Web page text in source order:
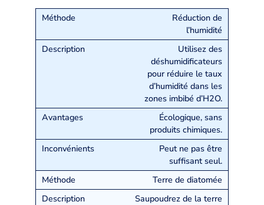
Réduction de
l’humidité
Utilisez des
déshumidificateurs
pour réduire le taux
d’humidité dans les
zones imbibé d’H2O.
Écologique, sans
produits chimiques.
Peut ne pas être
suffisant seul.
Terre de diatomée
Saupoudrez de la terre